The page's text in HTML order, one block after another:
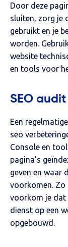
Door deze
sluiten, zorg je
gebruikt en je
worden.
website
en tools voor
SEO
Een
seo
Console en
pagina’s
geven en waar
voorkomen. Zo
voorkom je dat
dienst op een
opgebouwd.